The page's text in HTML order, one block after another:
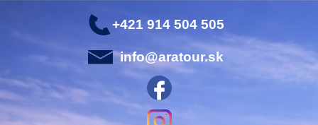
+421 914 504 505
info@aratour.sk